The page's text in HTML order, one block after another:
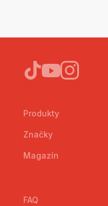
Produkty
Značky
Magazín
FAQ